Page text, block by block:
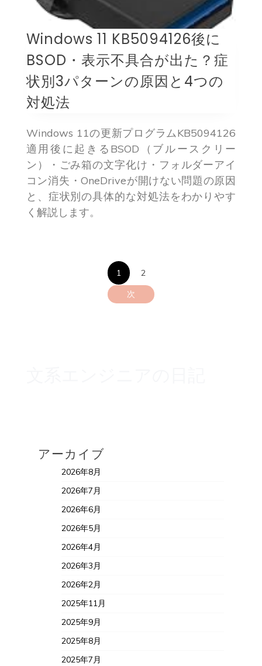
Windows 11 KB5094126後に
BSOD・表示不具合が出た？症
状別3パターンの原因と4つの
対処法
Windows 11の更新プログラムKB5094126
適用後に起きるBSOD（ブルースクリー
ン）・ごみ箱の文字化け・フォルダーアイ
コン消失・OneDriveが開けない問題の原因
と、症状別の具体的な対処法をわかりやす
く解説します。
投
稿
1
2
次
アーカイブ
2026年8月
2026年7月
2026年6月
2026年5月
2026年4月
2026年3月
2026年2月
2025年11月
2025年9月
2025年8月
2025年7月